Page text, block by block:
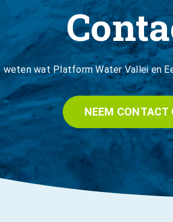
weten wat Platform Water Vallei en
NEEM CONTACT